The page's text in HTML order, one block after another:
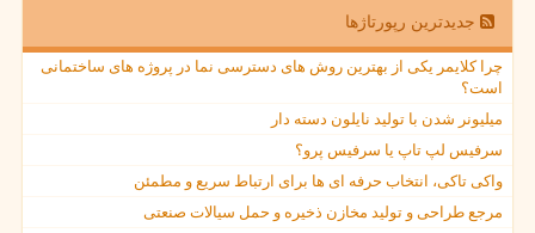
جدیدترین رپورتاژها
چرا کلایمر یکی از بهترین روش های دسترسی نما در پروژه های ساختمانی
است؟
میلیونر شدن با تولید نایلون دسته دار
سرفیس لپ تاپ یا سرفیس پرو؟
واکی تاکی، انتخاب حرفه ای ها برای ارتباط سریع و مطمئن
مرجع طراحی و تولید مخازن ذخیره و حمل سیالات صنعتی